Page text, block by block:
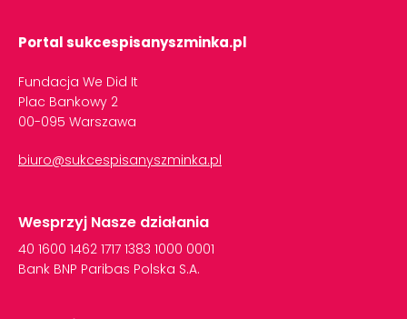
Portal sukcespisanyszminka.pl
Fundacja We Did It
Plac Bankowy 2
00-095 Warszawa
biuro@sukcespisanyszminka.pl
Wesprzyj Nasze działania
40 1600 1462 1717 1383 1000 0001
Bank BNP Paribas Polska S.A.